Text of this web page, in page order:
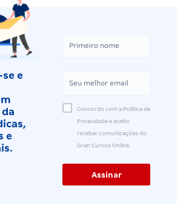
e
e
Concordo com a Política de
Privacidade e aceito
receber comunicações do
Gran Cursos Online.